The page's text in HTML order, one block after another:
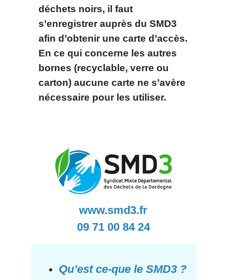
déchets noirs, il faut
s’enregistrer auprès du SMD3
afin d’obtenir une carte d’accès.
En ce qui concerne les autres
bornes (recyclable, verre ou
carton) aucune carte ne s’avère
nécessaire pour les utiliser.
www.smd3.fr
09 71 00 84 24
Qu’est ce-que le SMD3 ?